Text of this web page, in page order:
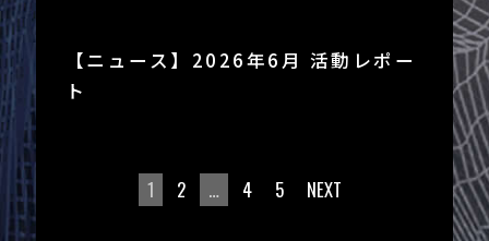
【ニュース】2026年6月 活動レポー
ト
1 2 … 4 5 NEXT